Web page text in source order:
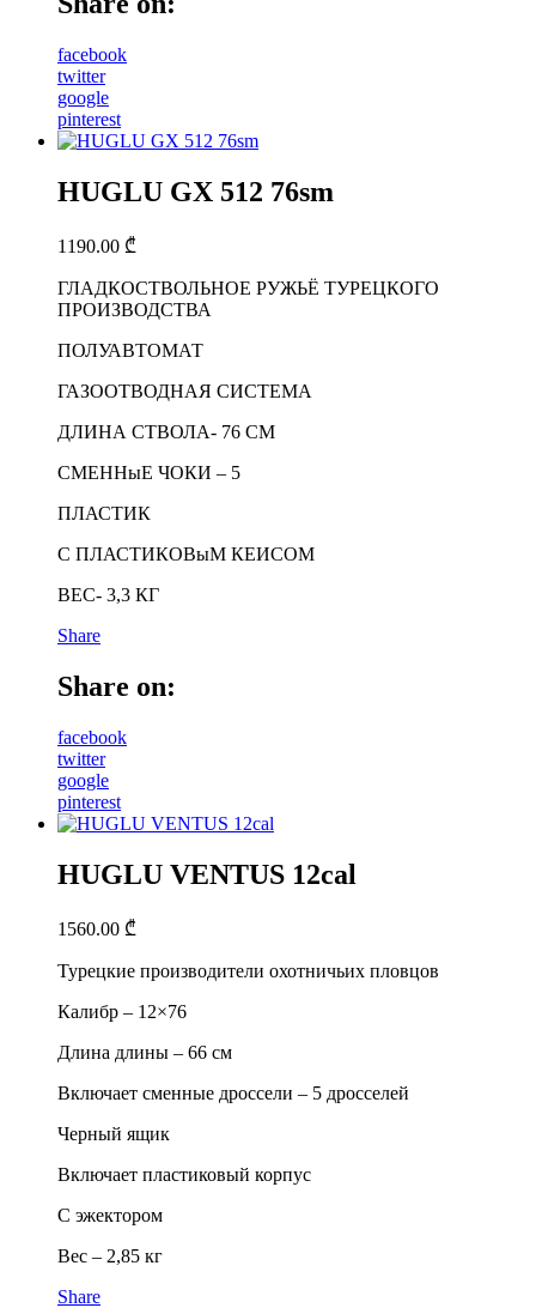
facebook
twitter
google
pinterest
HUGLU GX 512 76sm
1190.00 ₾
ГЛАДКОСТВОЛЬНОЕ РУЖЬЁ ТУРЕЦКОГО
ПРОИЗВОДСТВА
ПОЛУАВТОМАТ
ГАЗООТВОДНАЯ СИСТЕМА
ДЛИНА СТВОЛА- 76 СМ
СМЕННыЕ ЧОКИ – 5
ПЛАСТИК
С ПЛАСТИКОВыМ КЕИСОМ
ВЕС- 3,3 КГ
Share
Share on:
facebook
twitter
google
pinterest
HUGLU VENTUS 12cal
1560.00 ₾
Турецкие производители охотничьих пловцов
Калибр – 12×76
Длина длины – 66 см
Включает сменные дроссели – 5 дросселей
Черный ящик
Включает пластиковый корпус
С эжектором
Вес – 2,85 кг
Share